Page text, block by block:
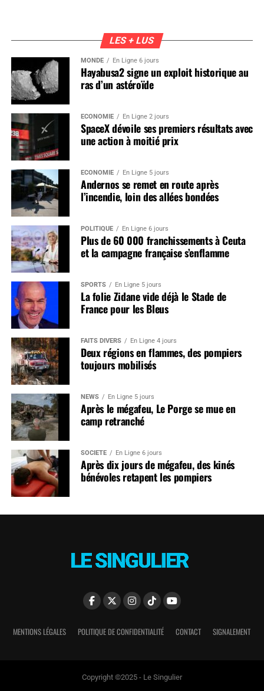
LES + LUS
MONDE En Ligne 6 jours
Hayabusa2 signe un exploit historique au
ras d’un astéroïde
ÉCONOMIE En Ligne 2 jours
SpaceX dévoile ses premiers résultats avec
une action à moitié prix
ÉCONOMIE En Ligne 5 jours
Andernos se remet en route après
l’incendie, loin des allées bondées
POLITIQUE En Ligne 6 jours
Plus de 60 000 franchissements à Ceuta
et la campagne française s’enflamme
SPORTS En Ligne 5 jours
La folie Zidane vide déjà le Stade de
France pour les Bleus
FAITS DIVERS En Ligne 4 jours
Deux régions en flammes, des pompiers
toujours mobilisés
NEWS En Ligne 5 jours
Après le mégafeu, Le Porge se mue en
camp retranché
SOCIÉTÉ En Ligne 6 jours
Après dix jours de mégafeu, des kinés
bénévoles retapent les pompiers
MENTIONS LÉGALES POLITIQUE DE CONFIDENTIALITÉ CONTACT SIGNALEMENT
Copyright ©2025 - Le Singulier